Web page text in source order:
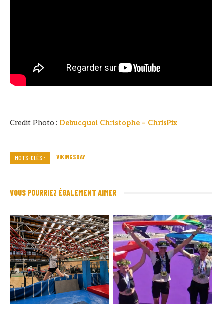
Credit Photo : Debucquoi Christophe – ChrisPix
MOTS-CLÉS : VIKINGSDAY
VOUS POURRIEZ ÉGALEMENT AIMER